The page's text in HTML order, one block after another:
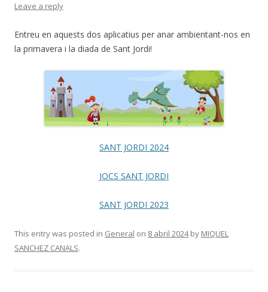
Leave a reply
Entreu en aquests dos aplicatius per anar ambientant-nos en
la primavera i la diada de Sant Jordi!
SANT JORDI 2024
JOCS SANT JORDI
SANT JORDI 2023
This entry was posted in General on 8 abril 2024by MIQUEL
SANCHEZ CANALS.